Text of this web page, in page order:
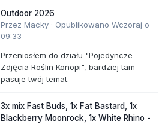
Outdoor 2026
Przez Macky · Opublikowano Wczoraj o
09:33
Przeniosłem do działu "Pojedyncze
Zdjęcia Roślin Konopi", bardziej tam
pasuje twój temat.
3x mix Fast Buds, 1x Fat Bastard, 1x
Blackberry Moonrock, 1x White Rhino -